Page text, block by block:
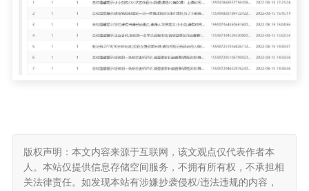
版权声明：本文内容来源于互联网，该文观点仅代表作者本
人。本站仅提供信息存储空间服务，不拥有所有权，不承担相
关法律责任。如发现本站有涉嫌抄袭侵权/违法违规的内容，